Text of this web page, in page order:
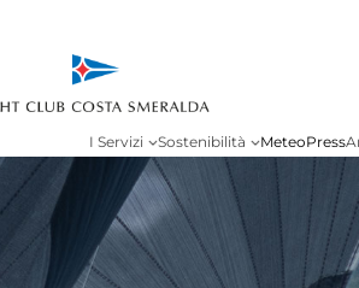
I Servizi Sostenibilità MeteoPress